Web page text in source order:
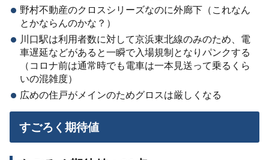
野村不動産のクロスシリーズなのに外廊下（これなん
とかならんのかな？）
川口駅は利用者数に対して京浜東北線のみのため、電
車遅延などがあると一瞬で入場規制となりパンクする
（コロナ前は通常時でも電車は一本見送って乗るくら
いの混雑度）
広めの住戸がメインのためグロスは厳しくなる
すごろく期待値